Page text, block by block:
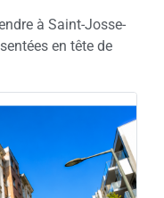
à Saint-Josse-
en tête de